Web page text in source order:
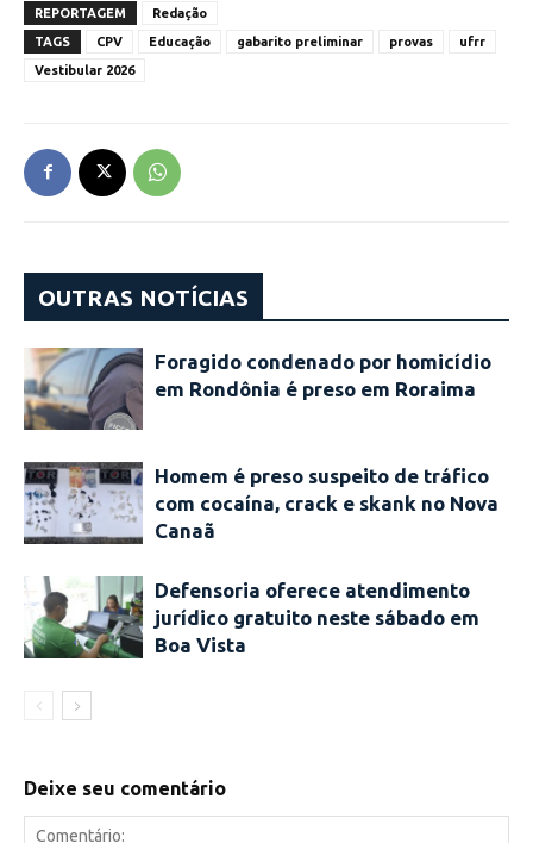
REPORTAGEM
Redação
TAGS
CPV Educação gabarito preliminar provas
ufrr
Vestibular 2026
OUTRAS NOTÍCIAS
Foragido condenado por homicídio
em Rondônia é preso em Roraima
Homem é preso suspeito de tráfico
com cocaína, crack e skank no Nova
Canaã
Defensoria oferece atendimento
jurídico gratuito neste sábado em
Boa Vista
Deixe seu comentário